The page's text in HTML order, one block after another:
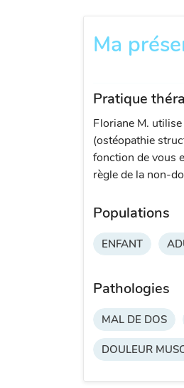
Ma
Pratique
Floriane M.
(ostéopathie
fonction de vous
règle de la non-
Populations
ENFANT
Pathologies
MAL DE DOS
DOULEUR